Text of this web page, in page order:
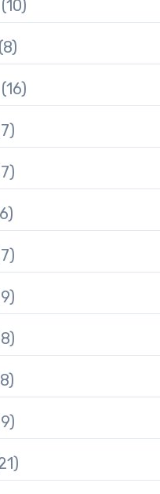
(10)
(8)
(16)